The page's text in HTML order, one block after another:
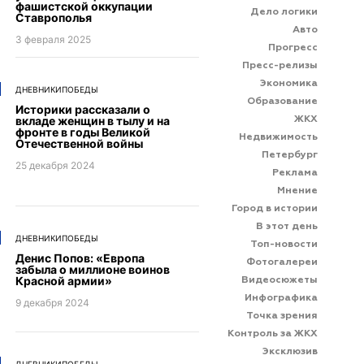
фашистской оккупации
Ставрополья
3 февраля 2025
ДНЕВНИКИПОБЕДЫ
Историки рассказали о
вкладе женщин в тылу и на
фронте в годы Великой
Отечественной войны
25 декабря 2024
ДНЕВНИКИПОБЕДЫ
Денис Попов: «Европа
забыла о миллионе воинов
Красной армии»
9 декабря 2024
Дело логики
Авто
Прогресс
Пресс-релизы
Экономика
Образование
ЖКХ
Недвижимость
Петербург
Реклама
Мнение
Город в истории
В этот день
Топ-новости
Фотогалереи
Видеосюжеты
Инфографика
Точка зрения
Контроль за ЖКХ
Эксклюзив